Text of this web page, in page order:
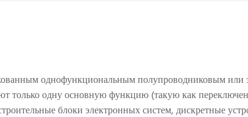
однофункциональным полупроводниковым
только одну основную функцию (такую ​​как
блоки электронных систем, дискретные